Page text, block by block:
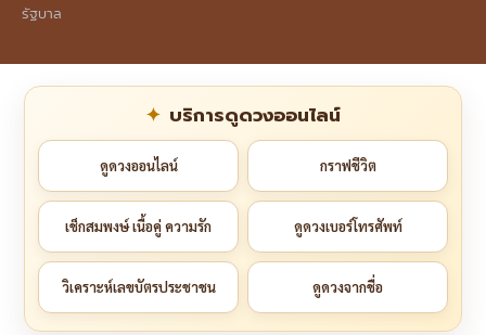
รัฐบาล
บริการดูดวงออนไลน์
ดูดวงออนไลน์ กราฟชีวิต
เช็กสมพงษ์ เนื้อคู่ ความรัก ดูดวงเบอร์โทรศัพท์
วิเคราะห์เลขบัตรประชาชน ดูดวงจากชื่อ